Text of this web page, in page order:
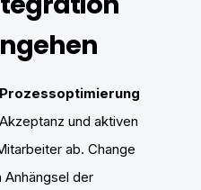
und aktiven
ab. Change
Anhängsel der